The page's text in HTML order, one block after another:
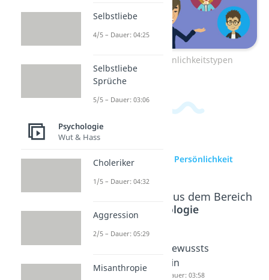
Zum Video: Persönlichkeitstypen
zur Videoseite: Persönlichkeit
Beliebte Inhalte aus dem Bereich
Psychologie
Tiefenps
ychologi
Bewussts
ein
Dauer: 03:58
Selbstliebe
4/5 – Dauer: 04:25
Selbstliebe
Sprüche
5/5 – Dauer: 03:06
Psychologie
Wut & Hass
Choleriker
1/5 – Dauer: 04:32
Aggression
2/5 – Dauer: 05:29
Misanthropie